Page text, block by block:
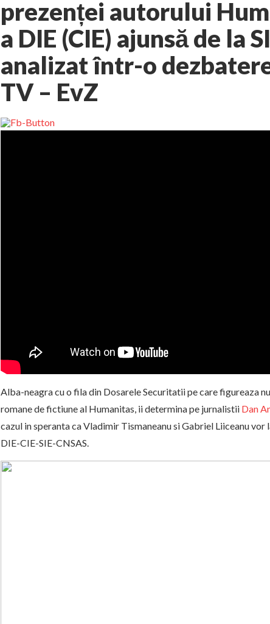
prezenței autorului
a DIE (CIE) ajunsă de la
analizat într-o
TV – EvZ
Alba-neagra cu o fila din Dosarele Securitatii pe care figureaza
romane de fictiune al Humanitas, ii determina pe jurnalistii Dan
cazul in speranta ca Vladimir Tismaneanu si Gabriel Liiceanu
DIE-CIE-SIE-CNSAS.